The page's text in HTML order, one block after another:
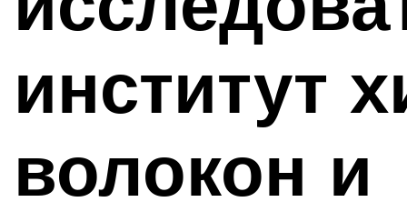
институт
волокон и